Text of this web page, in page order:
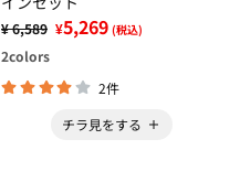
¥ 6,589 ¥5,269 (税込)
2colors
2件
チラ見をする